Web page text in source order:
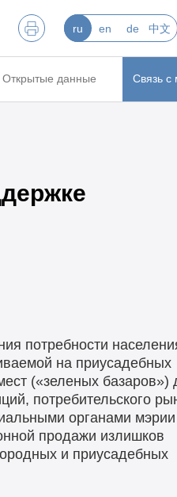
ru en de 中文
Открытые данные Связь с
потребности
на приусадебных
(«зеленых базаров»)
потребительского
органами мэрии
продажи излишков
и приусадебных